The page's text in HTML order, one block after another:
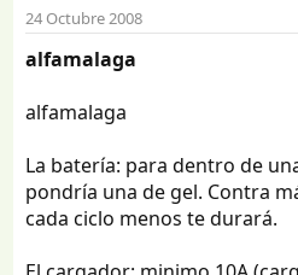
24 Octubre 2008
alfamalaga
alfamalaga
La batería: para dentro de
pondría una de gel. Contra
cada ciclo menos te durará.